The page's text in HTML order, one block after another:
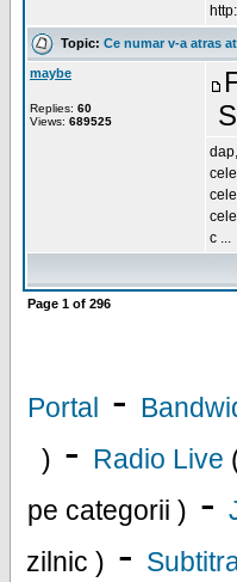
Topic: Ce numar v-a atras
maybe
Replies: 60
Views: 689525
c ...
Page 1 of 296
Portal -
) - Radio Live
pe categorii ) -
zilnic ) -